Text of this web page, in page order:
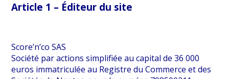
Article 1 – Éditeur du site
Score’n’co SAS
Société par actions simplifiée au capital de 36 000
euros immatriculée au Registre du Commerce et des